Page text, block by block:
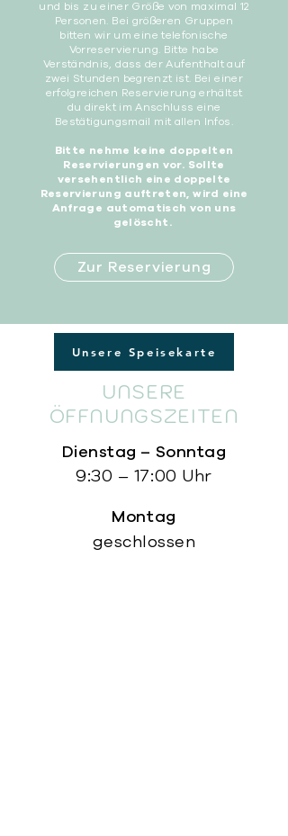
und bis zu einer Größe von maximal 12
Personen. Bei größeren Gruppen
bitten wir um eine telefonische
Vorreservierung. Bitte habe
Verständnis, dass der Aufenthalt auf
zwei Stunden begrenzt ist. Bei einer
erfolgreichen Reservierung erhältst
du direkt im Anschluss eine
Bestätigungsmail mit allen Infos.
Bitte nehme keine doppelten
Reservierungen vor. Sollte
versehentlich eine doppelte
Reservierung auftreten, wird eine
Anfrage automatisch von uns
gelöscht.
Zur Reservierung
Unsere Speisekarte
UNSERE
ÖFFNUNGSZEITEN
Dienstag – Sonntag
9:30 – 17:00 Uhr
Montag
geschlossen